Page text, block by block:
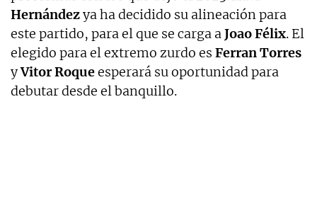
Hernándezya ha decidido su alineación para
este partido, para el que se carga aJoao Félix. El
elegido para el extremo zurdo es Ferran Torres
yVitor Roqueesperará su oportunidad para
debutar desde el banquillo.